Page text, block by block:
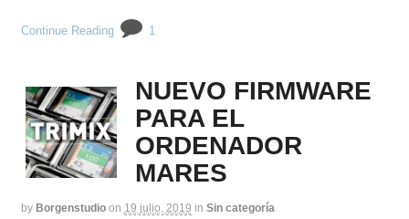
Continue Reading 1
NUEVO FIRMWARE
PARA EL
ORDENADOR
MARES
by Borgenstudio on 19 julio, 2019 in Sin categoría